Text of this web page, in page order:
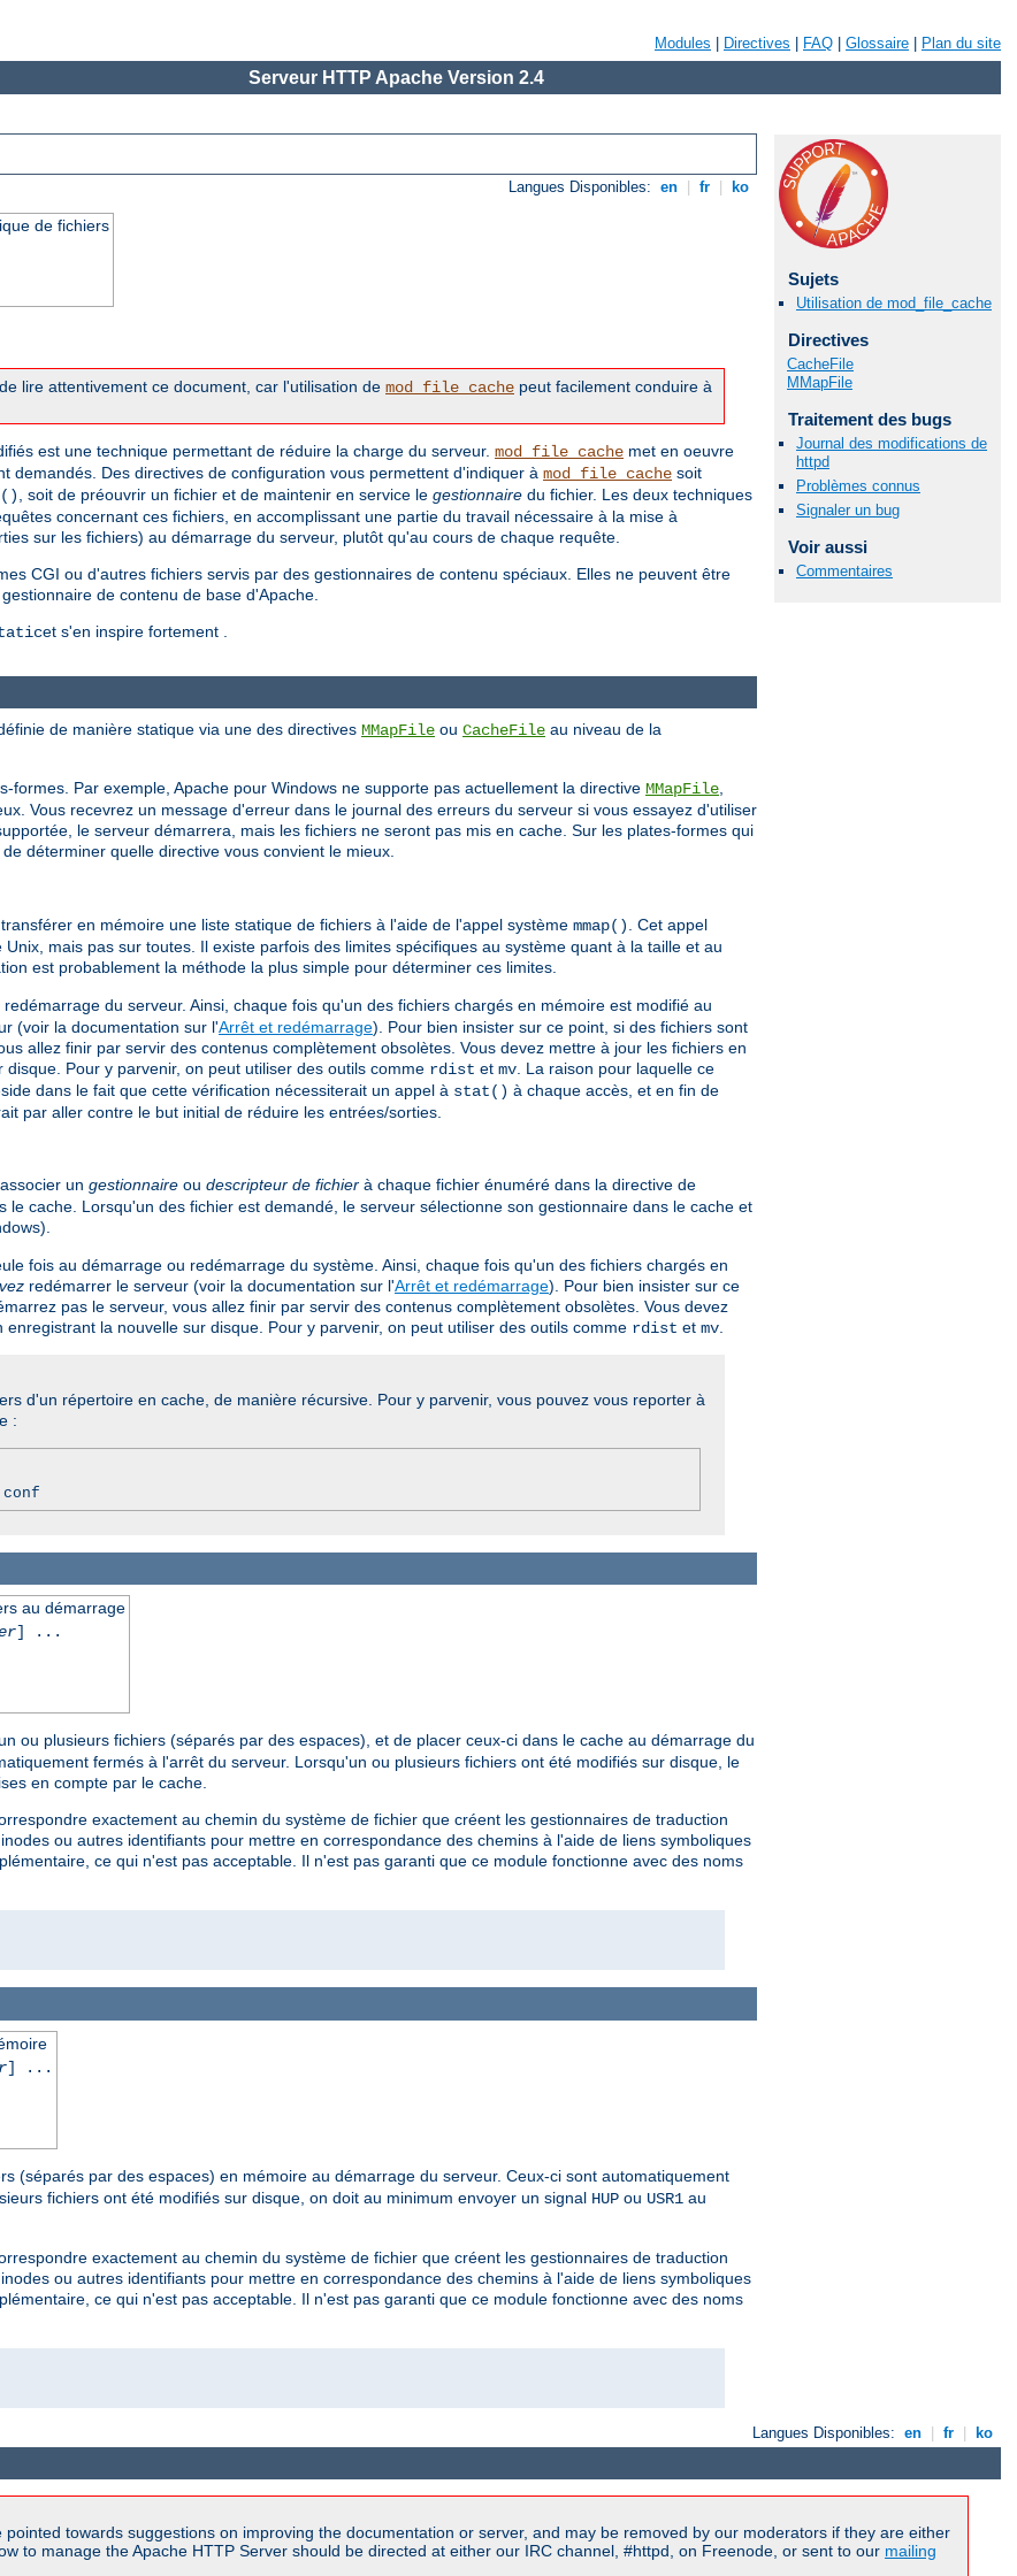
Modules Directives FAQ Glossaire Plan du site
Serveur HTTP Apache Version 2.4
Langues Disponibles: en fr ko
de fichiers
lire attentivement ce document, car l'utilisation de mod_file_cache peut facilement conduire à
est une technique permettant de réduire la charge du serveur. mod_file_cache met en oeuvre
demandés. Des directives de configuration vous permettent d'indiquer à mod_file_cache soit
, soit de préouvrir un fichier et de maintenir en service le gestionnaire du fichier. Les deux techniques
concernant ces fichiers, en accomplissant une partie du travail nécessaire à la mise à
sur les fichiers) au démarrage du serveur, plutôt qu'au cours de chaque requête.
CGI ou d'autres fichiers servis par des gestionnaires de contenu spéciaux. Elles ne peuvent être
de contenu de base d'Apache.
et s'en inspire fortement .
Sujets
Utilisation de mod_file_cache
Directives
CacheFile
MMapFile
Traitement des bugs
Journal des modifications de
httpd
Problèmes connus
Signaler un bug
Voir aussi
Commentaires
de manière statique via une des directives MMapFile ou CacheFile au niveau de la
Par exemple, Apache pour Windows ne supporte pas actuellement la directive MMapFile,
Vous recevrez un message d'erreur dans le journal des erreurs du serveur si vous essayez d'utiliser
le serveur démarrera, mais les fichiers ne seront pas mis en cache. Sur les plates-formes qui
déterminer quelle directive vous convient le mieux.
en mémoire une liste statique de fichiers à l'aide de l'appel système mmap()
. Cet appel
mais pas sur toutes. Il existe parfois des limites spécifiques au système quant à la taille et au
est probablement la méthode la plus simple pour déterminer ces limites.
du serveur. Ainsi, chaque fois qu'un des fichiers chargés en mémoire est modifié au
(voir la documentation sur l'Arrêt et redémarrage). Pour bien insister sur ce point, si des fichiers sont
allez finir par servir des contenus complètement obsolètes. Vous devez mettre à jour les fichiers en
Pour y parvenir, on peut utiliser des outils comme rdist et mv . La raison pour laquelle ce
dans le fait que cette vérification nécessiterait un appel à stat() à chaque accès, et en fin de
par aller contre le but initial de réduire les entrées/sorties.
un gestionnaire ou descripteur de fichier à chaque fichier énuméré dans la directive de
cache. Lorsqu'un des fichier est demandé, le serveur sélectionne son gestionnaire dans le cache et
fois au démarrage ou redémarrage du système. Ainsi, chaque fois qu'un des fichiers chargés en
redémarrer le serveur (voir la documentation sur l'Arrêt et redémarrage). Pour bien insister sur ce
pas le serveur, vous allez finir par servir des contenus complètement obsolètes. Vous devez
la nouvelle sur disque. Pour y parvenir, on peut utiliser des outils comme rdist et mv
d'un répertoire en cache, de manière récursive. Pour y parvenir, vous pouvez vous reporter à
:
au démarrage
] ...
ou plusieurs fichiers (séparés par des espaces), et de placer ceux-ci dans le cache au démarrage du
fermés à l'arrêt du serveur. Lorsqu'un ou plusieurs fichiers ont été modifiés sur disque, le
en compte par le cache.
exactement au chemin du système de fichier que créent les gestionnaires de traduction
ou autres identifiants pour mettre en correspondance des chemins à l'aide de liens symboliques
ce qui n'est pas acceptable. Il n'est pas garanti que ce module fonctionne avec des noms
] ...
(séparés par des espaces) en mémoire au démarrage du serveur. Ceux-ci sont automatiquement
fichiers ont été modifiés sur disque, on doit au minimum envoyer un signal HUP ou USR1 au
exactement au chemin du système de fichier que créent les gestionnaires de traduction
ou autres identifiants pour mettre en correspondance des chemins à l'aide de liens symboliques
ce qui n'est pas acceptable. Il n'est pas garanti que ce module fonctionne avec des noms
Langues Disponibles: en | fr | ko
towards suggestions on improving the documentation or server, and may be removed by our moderators if they are either
to manage the Apache HTTP Server should be directed at either our IRC channel, #httpd, on Freenode, or sent to our mailing